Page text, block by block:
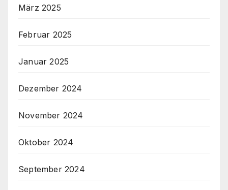
März 2025
Februar 2025
Januar 2025
Dezember 2024
November 2024
Oktober 2024
September 2024